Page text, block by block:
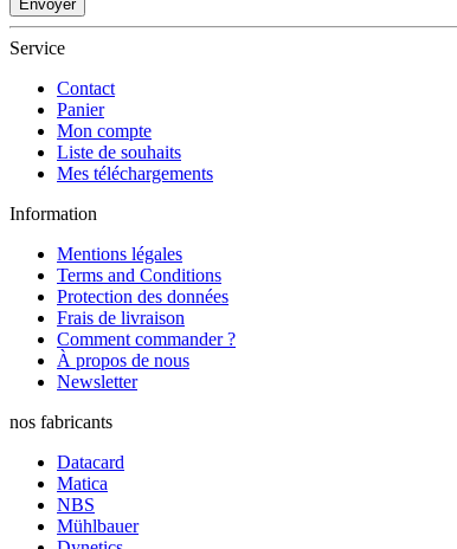
Envoyer
Service
Contact
Panier
Mon compte
Liste de souhaits
Mes téléchargements
Information
Mentions légales
Terms and Conditions
Protection des données
Frais de livraison
Comment commander ?
À propos de nous
Newsletter
nos fabricants
Datacard
Matica
NBS
Mühlbauer